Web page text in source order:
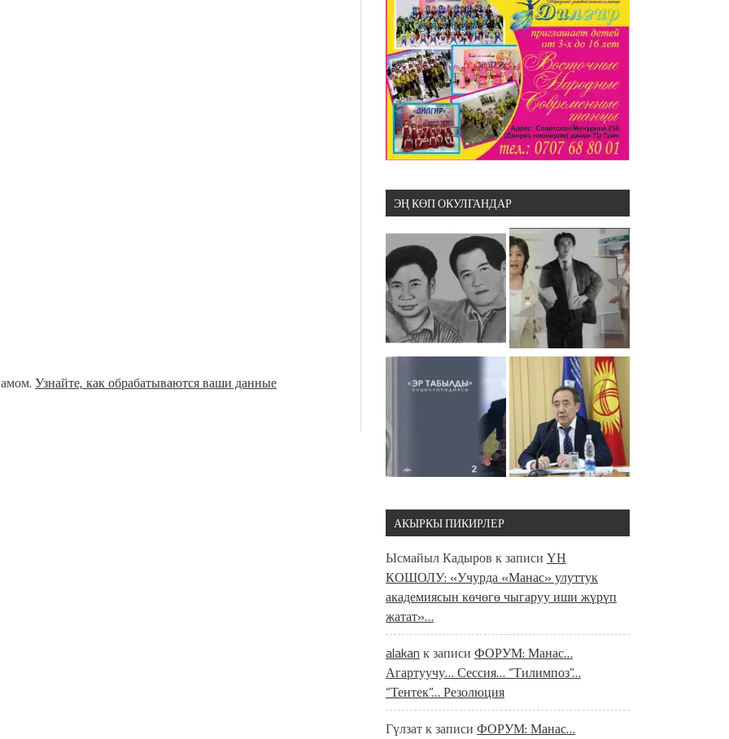
Узнайте, как обрабатываются ваши данные
ЭҢ КӨП ОКУЛГАНДАР
АКЫРКЫ ПИКИРЛЕР
Ысмайыл Кадыров к записи ҮН
КОШОЛУ: «Учурда «Манас» улуттук
академиясын көчөгө чыгаруу иши жүрүп
жатат»…
alakan к записи ФОРУМ: Манас…
Агартуучу… Сессия… “Тилимпоз”…
“Тентек”… Резолюция
Гүлзатк записи ФОРУМ: Манас…